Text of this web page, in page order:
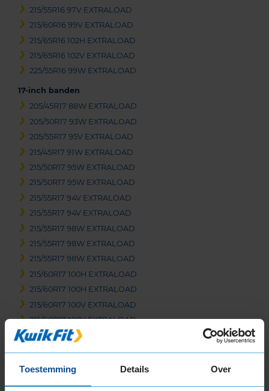
Toestemming Details Over
215/55R16 97V EXTRALOAD
215/60R16 99V EXTRALOAD
215/65R16 102H EXTRALOAD
215/65R16 102V EXTRALOAD
225/55R16 99W EXTRALOAD
17-inch banden
205/45R17 88W EXTRALOAD
205/50R17 93W EXTRALOAD
205/55R17 95V EXTRALOAD
215/45R17 91W EXTRALOAD
215/50R17 95W EXTRALOAD
215/50R17 95W EXTRALOAD
215/55R17 94V EXTRALOAD
215/55R17 94V EXTRALOAD
215/55R17 98W EXTRALOAD
215/55R17 98W EXTRALOAD
215/55R17 98W EXTRALOAD
215/60R17 100H EXTRALOAD
215/60R17 100H EXTRALOAD
215/60R17 100V EXTRALOAD
215/60R17 100V EXTRALOAD
215/65R17 103V EXTRALOAD
215/65R17 99V EXTRALOAD